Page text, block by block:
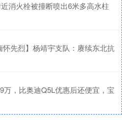
消火栓被撞断喷出6米多高水柱
先烈】杨靖宇支队：赓续东北抗
万，比奥迪Q5L优惠后还便宜，宝